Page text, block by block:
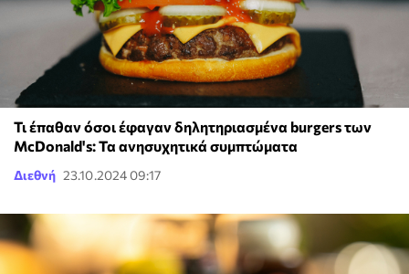
Τι έπαθαν όσοι έφαγαν δηλητηριασμένα burgers των
McDonald's: Τα ανησυχητικά συμπτώματα
Διεθνή 23.10.2024 09:17